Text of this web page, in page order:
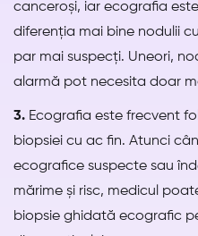
canceroși, iar ecografia
diferenția mai bine nodulii
par mai suspecți. Uneori,
alarmă pot necesita doar
3. Ecografia este frecvent
biopsiei cu ac fin. Atunci
ecografice suspecte sau
mărime și risc, medicul
biopsie ghidată ecografic